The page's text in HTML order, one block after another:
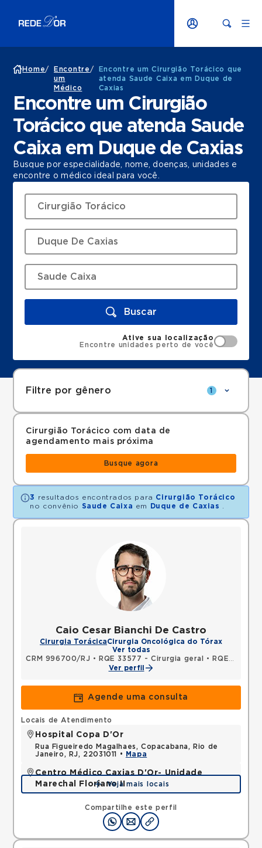
Home/
Encontre
um
Médico
/
Encontre um Cirurgião Torácico que
atenda Saude Caixa em Duque de
Caxias
Encontre um Cirurgião
Torácico que atenda Saude
Caixa em Duque de Caxias
Busque por especialidade, nome, doenças, unidades e
encontre o médico ideal para você.
Buscar
Ative sua localização
Encontre unidades perto de você
Filtre por gênero 1
Cirurgião Torácico com data de
agendamento mais próxima
Busque agora
3 resultados encontrados para Cirurgião Torácico
no convênio
Saude Caixa em Duque de Caxias
Caio Cesar Bianchi De Castro
Cirurgia TorácicaCirurgia Oncológica do Tórax
Ver todas
CRM 996700/RJ • RQE 33577 - Cirurgia geral •
RQE 33578 - Cirurgia torácica
Ver perfil
Agende uma consulta
Compartilhe este perfil
Locais de Atendimento
Hospital Copa D'Or
Rua Figueiredo Magalhaes, Copacabana, Rio de
Janeiro, RJ, 22031011 •
Mapa
Centro Médico Caxias D'Or- Unidade
Marechal Floriano II
Avenida Perimetral Marechal Floriano, Jardim Vinte
e Cinco de Agosto, Duque de Caxias, RJ,
25075025 •Mapa
Veja mais locais